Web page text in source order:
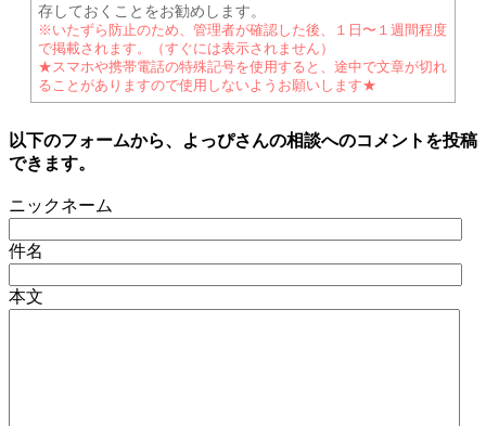
存しておくことをお勧めします。
※いたずら防止のため、管理者が確認した後、１日〜１週間程度
で掲載されます。（すぐには表示されません）
★スマホや携帯電話の特殊記号を使用すると、途中で文章が切れ
ることがありますので使用しないようお願いします★
以下のフォームから、よっぴさんの相談へのコメントを投稿
できます。
ニックネーム
件名
本文